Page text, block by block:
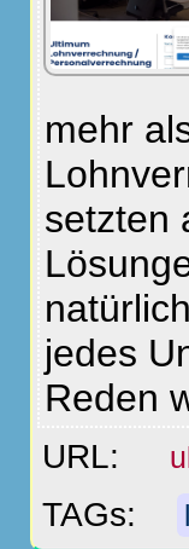
mehr
setzten
jedes
Reden
URL:
TAGs: